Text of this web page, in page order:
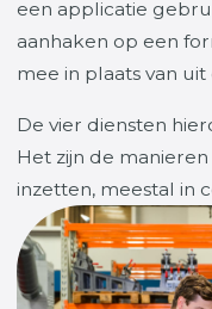
een applicatie
aanhaken op een
mee in plaats van uit
De vier diensten
Het zijn de
inzetten, meestal in